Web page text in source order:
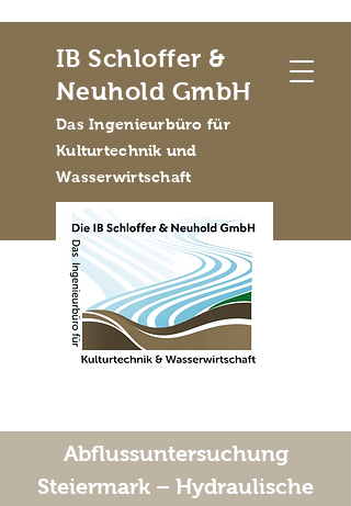
IB Schloffer &
Neuhold GmbH
Das Ingenieurbüro für
Kulturtechnik und
Wasserwirtschaft
Abflussuntersuchung
Steiermark – Hydraulische